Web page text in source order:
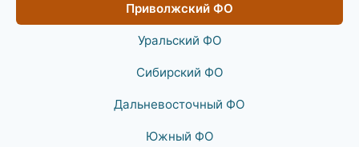
Приволжский ФО
Уральский ФО
Сибирский ФО
Дальневосточный ФО
Южный ФО